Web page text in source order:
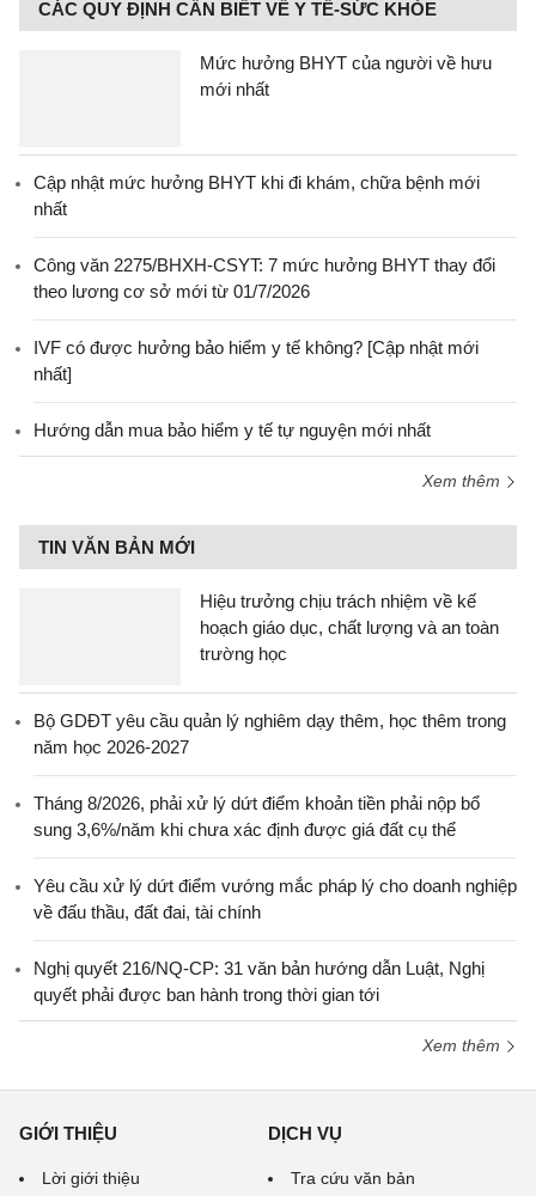
CÁC QUY ĐỊNH CẦN BIẾT VỀ Y TẾ-SỨC KHỎE
Mức hưởng BHYT của người về hưu
mới nhất
Cập nhật mức hưởng BHYT khi đi khám, chữa bệnh mới
nhất
Công văn 2275/BHXH-CSYT: 7 mức hưởng BHYT thay đổi
theo lương cơ sở mới từ 01/7/2026
IVF có được hưởng bảo hiểm y tế không? [Cập nhật mới
nhất]
Hướng dẫn mua bảo hiểm y tế tự nguyện mới nhất
Xem thêm
TIN VĂN BẢN MỚI
Hiệu trưởng chịu trách nhiệm về kế
hoạch giáo dục, chất lượng và an toàn
trường học
Bộ GDĐT yêu cầu quản lý nghiêm dạy thêm, học thêm trong
năm học 2026-2027
Tháng 8/2026, phải xử lý dứt điểm khoản tiền phải nộp bổ
sung 3,6%/năm khi chưa xác định được giá đất cụ thể
Yêu cầu xử lý dứt điểm vướng mắc pháp lý cho doanh nghiệp
về đấu thầu, đất đai, tài chính
Nghị quyết 216/NQ-CP: 31 văn bản hướng dẫn Luật, Nghị
quyết phải được ban hành trong thời gian tới
Xem thêm
GIỚI THIỆU
Lời giới thiệu
DỊCH VỤ
Tra cứu văn bản